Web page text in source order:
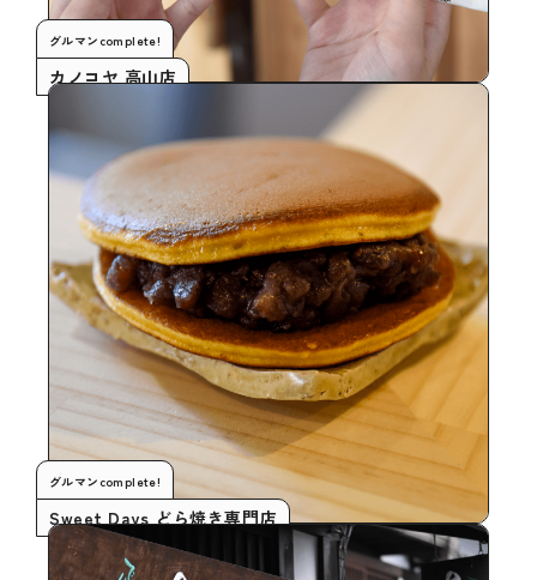
グルマンcomplete!
カノコヤ 高山店
グルマンcomplete!
Sweet Days どら焼き専門店